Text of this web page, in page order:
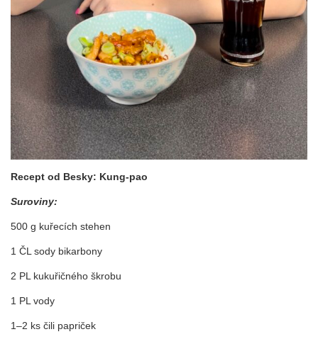
Recept od Besky: Kung-pao
Suroviny:
500 g kuřecích stehen
1 ČL sody bikarbony
2 PL kukuřičného škrobu
1 PL vody
1–2 ks čili papriček